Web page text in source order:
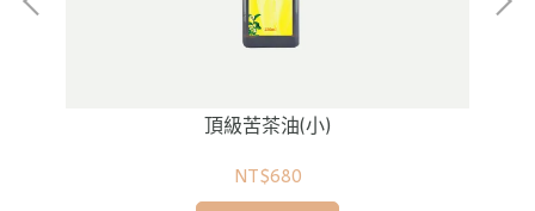
頂級苦茶油(小)
NT$680